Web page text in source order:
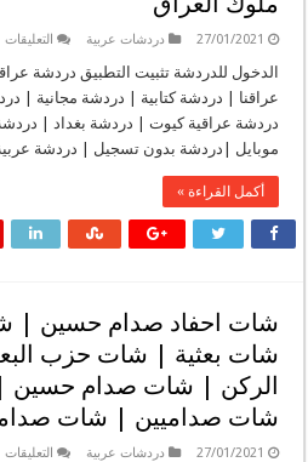
27/01/2021 دردشات عربية التعليقات
|
الدخول للدردشة تثبيت التطبيق دردشة
عراقنا | دردشة كتابية | دردشة مجانية |
دردشة عراقية كيوت | دردشة بغداد |
موبايل |دردشة بدون تسجيل | دردشة
أكمل القراءة »
شات احفاد صدام حسين |
شات بعثية | شات حزب
الركن | شات صدام حسين
شات صداميين | شات
27/01/2021 دردشات عربية التعليقات